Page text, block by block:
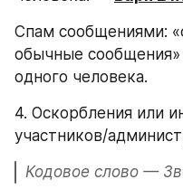
Спам сообщениями:
обычные
одного человека.
4. Оскорбления или
участников/
Кодовое слово —